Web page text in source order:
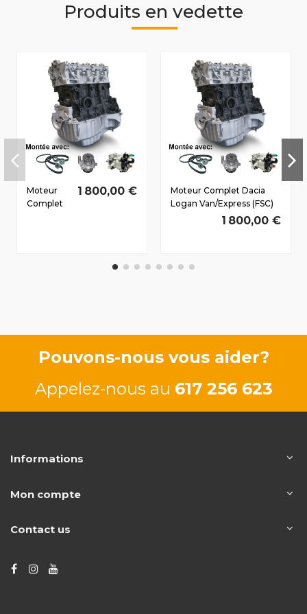
Produits en vedette
Moteur
Complet
1 800,00 €
Moteur Complet Dacia
Logan Van/Express (FSC)
2006-2011 1.5 D dCi1 800,00 €
Pouvons-nous vous aider?
Appelez-nous au 617 256 623
Informations
Mon compte
Contact us